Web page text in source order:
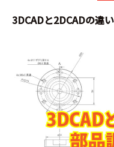
3DCADと2DCADの違